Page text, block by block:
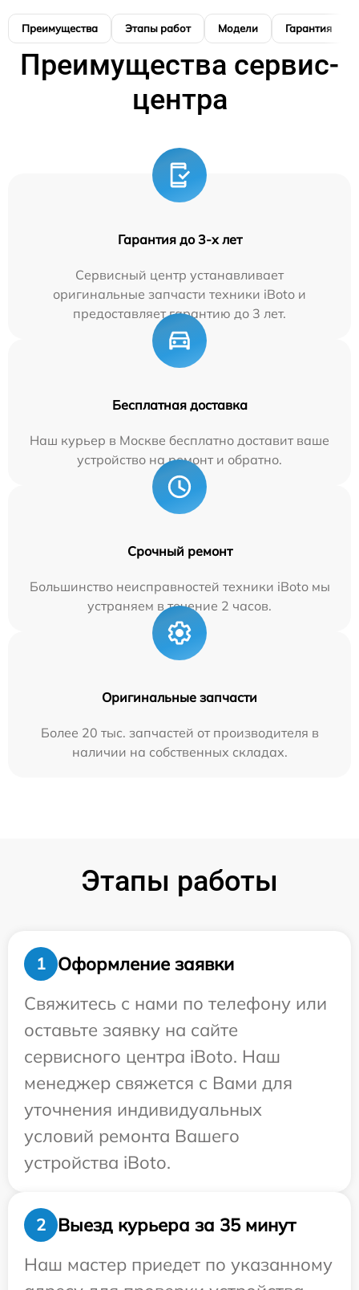
Преимущества Этапы работ Модели Гарантия
Преимущества сервис-
центра
Гарантия до 3-х лет
Сервисный центр устанавливает
оригинальные запчасти техники iBoto и
предоставляет гарантию до 3 лет.
Бесплатная доставка
Наш курьер в Москве бесплатно доставит ваше
устройство на ремонт и обратно.
Срочный ремонт
Большинство неисправностей техники iBoto мы
устраняем в течение 2 часов.
Оригинальные запчасти
Более 20 тыс. запчастей от производителя в
наличии на собственных складах.
Этапы работы
1
Оформление заявки
Свяжитесь с нами по телефону или
оставьте заявку на сайте
сервисного центра iBoto. Наш
менеджер свяжется с Вами для
уточнения индивидуальных
условий ремонта Вашего
устройства iBoto.
2
Выезд курьера за 35 минут
Наш мастер приедет по указанному